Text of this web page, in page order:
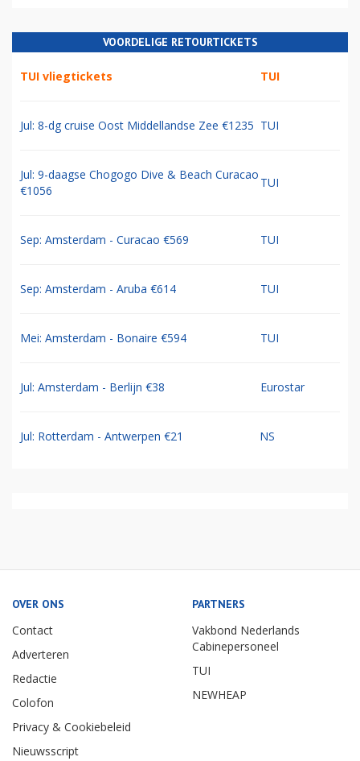
VOORDELIGE RETOURTICKETS
TUI vliegtickets TUI
Jul: 8-dg cruise Oost Middellandse Zee €1235 TUI
Jul: 9-daagse Chogogo Dive & Beach Curacao
€1056
TUI
Sep: Amsterdam - Curacao €569 TUI
Sep: Amsterdam - Aruba €614 TUI
Mei: Amsterdam - Bonaire €594 TUI
Jul: Amsterdam - Berlijn €38 Eurostar
Jul: Rotterdam - Antwerpen €21 NS
OVER ONS
Contact
Adverteren
Redactie
Colofon
Privacy & Cookiebeleid
Nieuwsscript
PARTNERS
Vakbond Nederlands
Cabinepersoneel
TUI
NEWHEAP